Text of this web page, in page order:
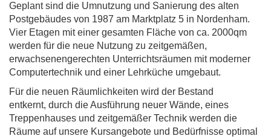
Geplant sind die Umnutzung und Sanierung des alten
Postgebäudes von 1987 am Marktplatz 5 in Nordenham.
Vier Etagen mit einer gesamten Fläche von ca. 2000qm
werden für die neue Nutzung zu zeitgemäßen,
erwachsenengerechten Unterrichtsräumen mit moderner
Computertechnik und einer Lehrküche umgebaut.
Für die neuen Räumlichkeiten wird der Bestand
entkernt, durch die Ausführung neuer Wände, eines
Treppenhauses und zeitgemäßer Technik werden die
Räume auf unsere Kursangebote und Bedürfnisse optimal